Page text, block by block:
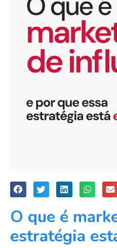
O que é
estratégia